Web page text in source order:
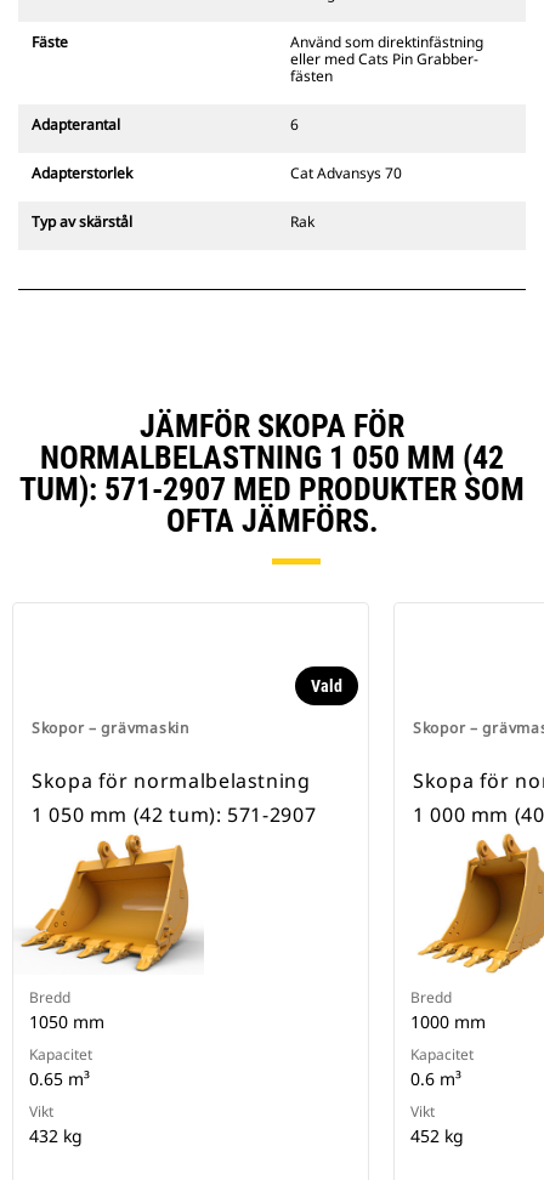
311–352 och alla hjulburna
grävmaskiner. Fästen för
Tillbehör som är kompatibla med
använder det fasta
anpassade redskapsfästen har ett
CW-anpassade redskapsfästen
Fäste
Använd som direktinfästning
eller med Cats Pin Grabber-
fästen
Adapterantal 6
Adapterstorlek Cat Advansys 70
Typ av skärstål Rak
JÄMFÖR SKOPA FÖR
NORMALBELASTNING 1 050 MM (42
TUM): 571-2907 MED PRODUKTER SOM
OFTA JÄMFÖRS.
Skopor – grävmaskin
Vald
Skopa för normalbelastning
1 050 mm (42 tum): 571-2907
Bredd
1050 mm
Kapacitet
0.65 m³
Vikt
432 kg
Skopor –
Skopa för
1 000 mm
Bredd
1000 mm
Kapacitet
0.6 m³
Vikt
452 kg